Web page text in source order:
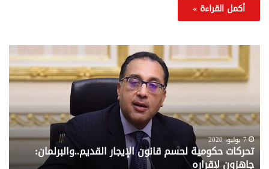
أكمل القراءة »
تحركات
حكومية
لحسم
قانون
القديم..والبرلمان:
جاهزون
لإقراره
7 يوليو، 2020
تحركات حكومية لحسم قانون الإيجار القديم..والبرلمان:
جاهزون لإقراره
..
من